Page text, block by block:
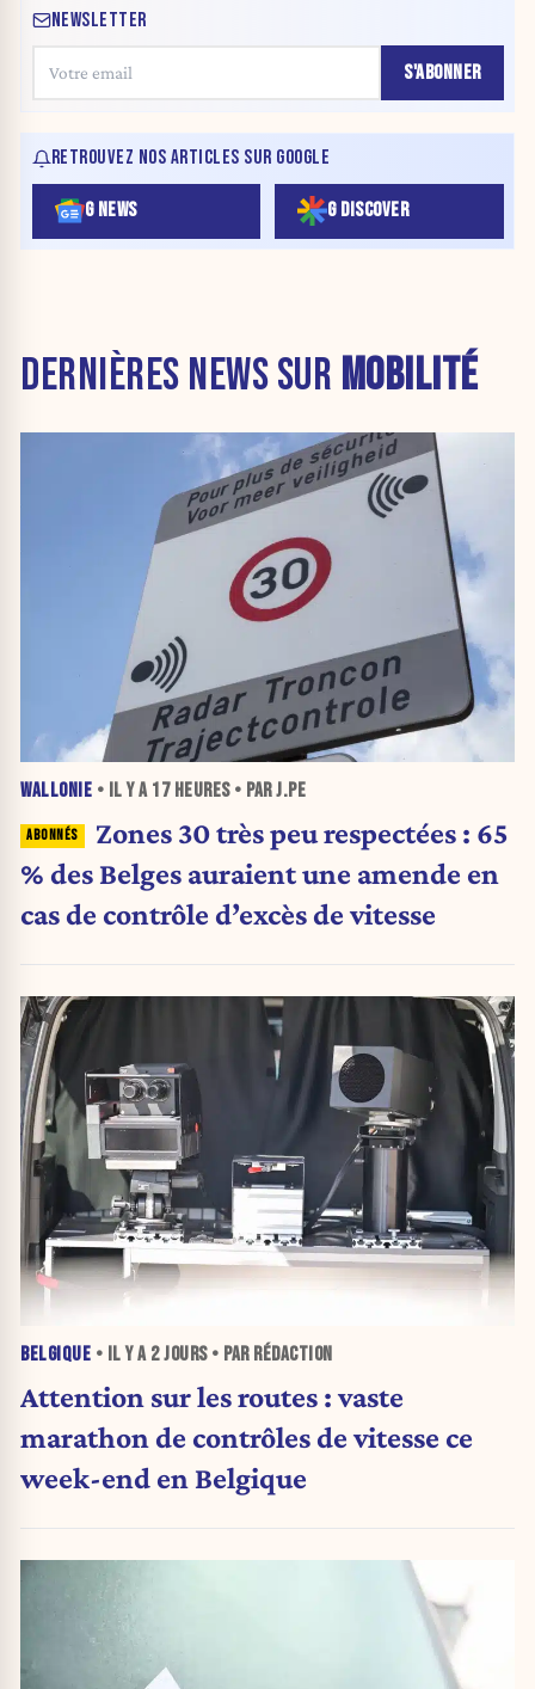
NEWSLETTER
S'ABONNER
RETROUVEZ NOS ARTICLES SUR GOOGLE
G NEWS G DISCOVER
DERNIÈRES NEWS SUR MOBILITÉ
WALLONIE • IL Y A 17 HEURES• PAR J.PE
Zones 30 très peu respectées : 65
% des Belges auraient une amende en
cas de contrôle d’excès de vitesse
BELGIQUE • IL Y A 2 JOURS• PAR RÉDACTION
Attention sur les routes : vaste
marathon de contrôles de vitesse ce
week-end en Belgique